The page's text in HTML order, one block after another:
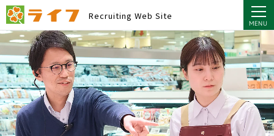
Recruiting Web Site
MENU